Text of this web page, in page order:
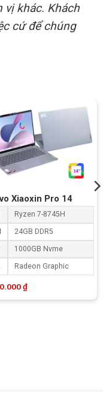
vị khác. Khách
cứ để chúng
Xiaoxin Pro 14
Ryzen 7-8745H
24GB DDR5
1000GB Nvme
Radeon Graphic
₫